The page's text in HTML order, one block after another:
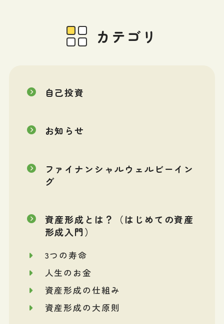
カテゴリ
自己投資
お知らせ
ファイナンシャルウェルビーイン
グ
資産形成とは？（はじめての資産
形成入門）
3つの寿命
人生のお金
資産形成の仕組み
資産形成の大原則